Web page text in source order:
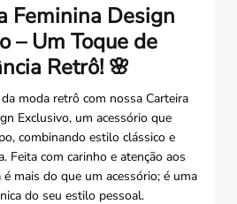
Feminina Design
– Um Toque de
Retrô!🌸
moda retrô com nossa Carteira
Exclusivo, um acessório que
combinando estilo clássico e
Feita com carinho e atenção aos
mais do que um acessório; é uma
do seu estilo pessoal.